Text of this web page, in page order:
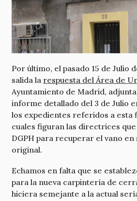
Por último, el pasado 15 de Julio
salida la respuesta del Área de
Ayuntamiento de Madrid,
informe detallado del 3 de Julio
los expedientes referidos a esta
cuales figuran las directrices
DGPH para recuperar el vano en
original.
Echamos en falta que se
para la nueva carpintería de
hiciera semejante a la actual